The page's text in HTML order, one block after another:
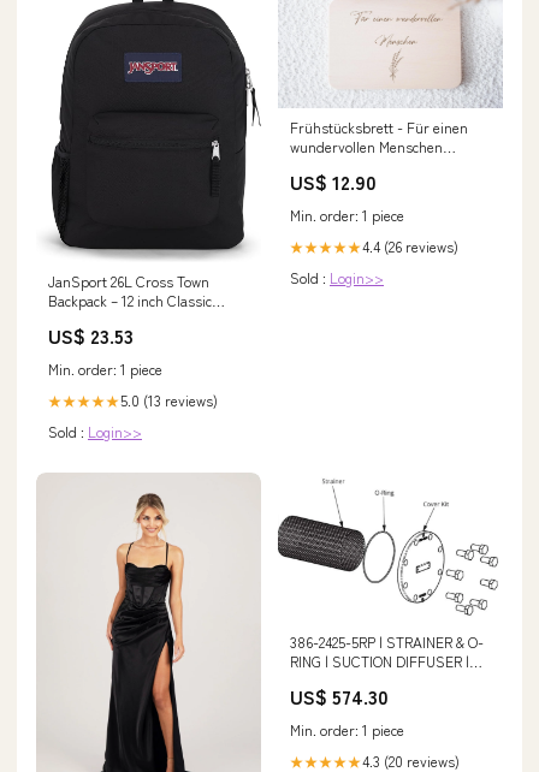
JanSport 26L Cross Town
Backpack – 12 inch Classic
US$ 23.53
Min. order: 1 piece
★★★★★5.0 (13 reviews)
Sold : Login>>
Frühstücksbrett - Für einen
wundervollen Menschen
US$ 12.90
Min. order: 1 piece
★★★★★4.4 (26 reviews)
Sold : Login>>
386-2425-5RP | STRAINER & O-
RING | SUCTION DIFFUSER |
Connection_Threaded Female
US$ 574.30
Min. order: 1 piece
★★★★★4.3 (20 reviews)